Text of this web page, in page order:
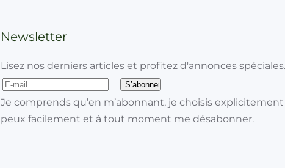
Newsletter
Lisez nos derniers articles et profitez d'annonces spéciales.
Je comprends qu’en m’abonnant, je choisis explicitement de recevoir la
moment me désabonner.